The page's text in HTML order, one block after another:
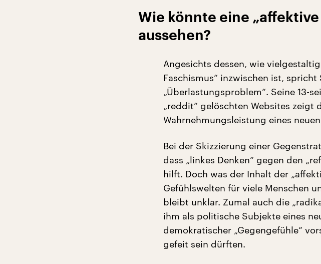
Wie könnte eine
aussehen?
Angesichts dessen, wie
Faschismus“ inzwischen ist,
„Überlastungsproblem“. Seine 13-
„reddit“ gelöschten Websites zeigt
Wahrnehmungsleistung eines
Bei der Skizzierung einer
dass „linkes Denken“ gegen den
hilft. Doch was der Inhalt der
Gefühlswelten für viele Menschen
bleibt unklar. Zumal auch die
ihm als politische Subjekte eines
demokratischer „Gegengefühle“
gefeit sein dürften.